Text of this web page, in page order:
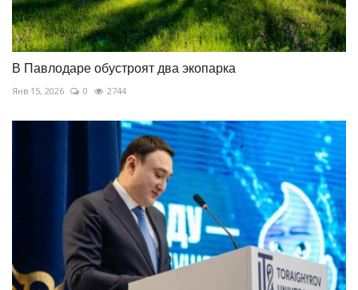
В Павлодаре обустроят два экопарка
Янв 15, 2026 0 2744